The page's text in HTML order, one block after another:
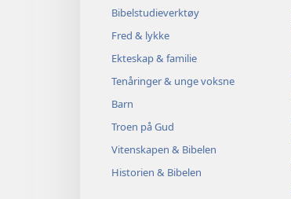
Bibelstudieverktøy
Fred & lykke
Ekteskap & familie
Tenåringer & unge voksne
Barn
Troen på Gud
Vitenskapen & Bibelen
Historien & Bibelen